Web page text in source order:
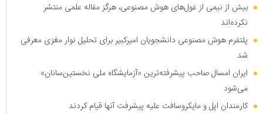
بیش از نیمی از غول‌های هوش مصنوعی، هرگز مقاله علمی منتشر
نکرده‌اند
پلتفرم هوش مصنوعی دانشجویان امیرکبیر برای تحلیل نوار مغزی معرفی
شد
ایران امسال صاحب پیشرفته‌ترین «آزمایشگاه ملی نخستین‌سانان»
می‌شود
کارمندان اپل و مایکروسافت علیه پیشرفت آنها قیام کردند